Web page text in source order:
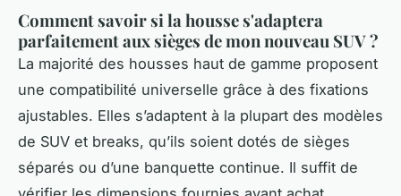
Comment savoir si la housse s'adaptera
parfaitement aux sièges de mon nouveau SUV ?
La majorité des housses haut de gamme proposent
une compatibilité universelle grâce à des fixations
ajustables. Elles s’adaptent à la plupart des modèles
de SUV et breaks, qu’ils soient dotés de sièges
séparés ou d’une banquette continue. Il suffit de